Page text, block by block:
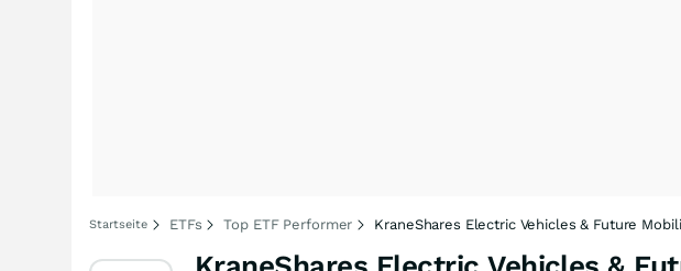
Startseite ETFs Top ETF Performer KraneShares Electric Vehicles & Future